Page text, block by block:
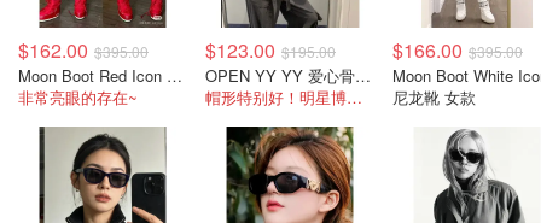
$162.00 $395.00
Moon Boot Red Icon 尼龙靴 红色
非常亮眼的存在~
$123.00 $195.00
OPEN YY YY 爱心骨头棒球帽 藏蓝色
帽形特别好！明星博主都在戴的！！
$166.00 $395.00
Moon Boot White
尼龙靴 女款